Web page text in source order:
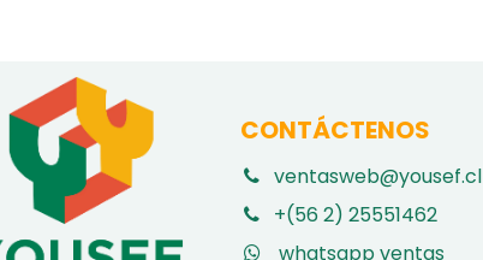
CONTÁCTENOS
ventasweb@yousef.cl
+(56 2) 25551462
whatsapp ventas